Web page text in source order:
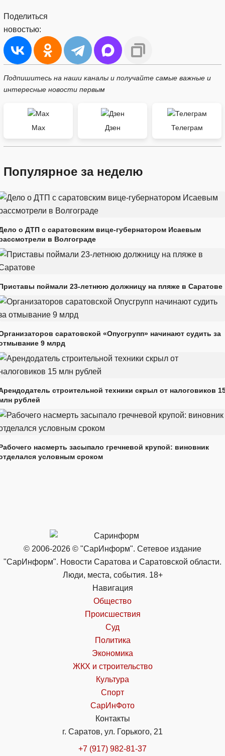
Поделиться
новостью:
Подпишитесь на наши каналы и получайте самые важные и
интересные новости первым
Max Дзен Телеграм
Популярное за неделю
о ДТП с саратовским вице-губернатором Исаевым
в Волгограде
поймали 23-летнюю должницу на пляже в Саратове
саратовской «Опусгрупп» начинают судить за
9 млрд
строительной техники скрыл от налоговиков
рублей
насмерть засыпало гречневой крупой: виновник
условным сроком
© 2006-2026 © "СарИнформ". Сетевое издание
"СарИнформ". Новости Саратова и Саратовской области.
Люди, места, события. 18+
Навигация
Общество
Происшествия
Суд
Политика
Экономика
ЖКХ и строительство
Культура
Спорт
СарИнФото
Контакты
г. Саратов, ул. Горького, 21
+7 (917) 982-81-37